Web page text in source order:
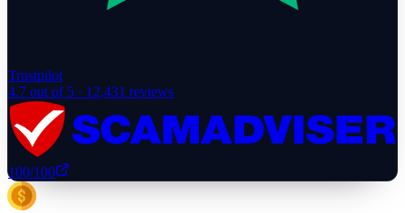
Trustpilot
4.7 out of 5 · 12,431 reviews
100/100